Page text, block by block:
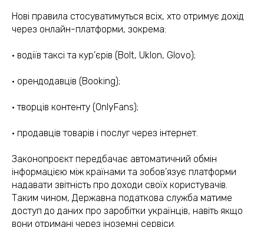
Нові правила стосуватимуться всіх, хто отримує дохід
через онлайн-платформи, зокрема:
· водіїв таксі та кур’єрів (Bolt, Uklon, Glovo);
· орендодавців (Booking);
· творців контенту (OnlyFans);
· продавців товарів і послуг через інтернет.
Законопроєкт передбачає автоматичний обмін
інформацією між країнами та зобов’язує платформи
надавати звітність про доходи своїх користувачів.
Таким чином, Державна податкова служба матиме
доступ до даних про заробітки українців, навіть якщо
вони отримані через іноземні сервіси.